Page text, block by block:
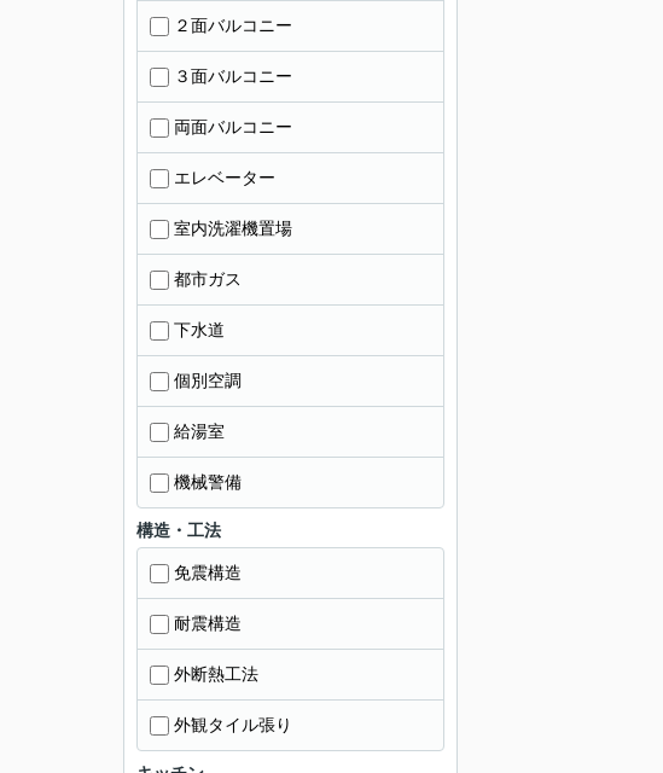
２面バルコニー
３面バルコニー
両面バルコニー
エレベーター
室内洗濯機置場
都市ガス
下水道
個別空調
給湯室
機械警備
構造・工法
免震構造
耐震構造
外断熱工法
外観タイル張り